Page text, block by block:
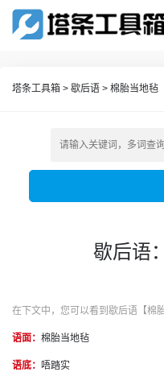
塔条工具箱 > 歇后语 > 棉胎当地毡
歇后语
在下文中，您可以看到歇后语【棉
语面： 棉胎当地毡
语底： 唔踏实